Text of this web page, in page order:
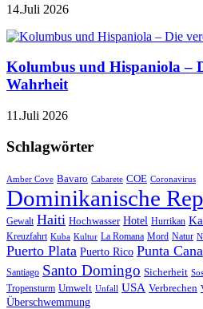
14.Juli 2026
Kolumbus und Hispaniola –
Wahrheit
11.Juli 2026
Schlagwörter
Amber Cove Bavaro Cabarete COE Coronavirus
Dominikanische
Gewalt Haiti Hochwasser Hotel Hurrikan
Kreuzfahrt Kuba Kultur La Romana Mord Natur
Puerto Plata Puerto Rico Punta Cana
Santiago Santo Domingo Sicherheit
Tropensturm Umwelt Unfall USA Verbrechen
Überschwemmung